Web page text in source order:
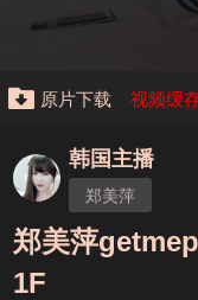
原片下载 视频缓
韩国主播
郑美萍
郑美萍
1F
本站